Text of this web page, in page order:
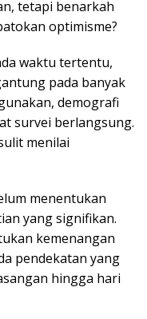
tetapi benarkah
optimisme?
waktu tertentu,
pada banyak
demografi
survei berlangsung.
menilai
menentukan
yang signifikan.
kemenangan
pendekatan yang
hingga hari